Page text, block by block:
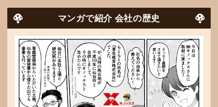
マンガで紹介 会社の歴史